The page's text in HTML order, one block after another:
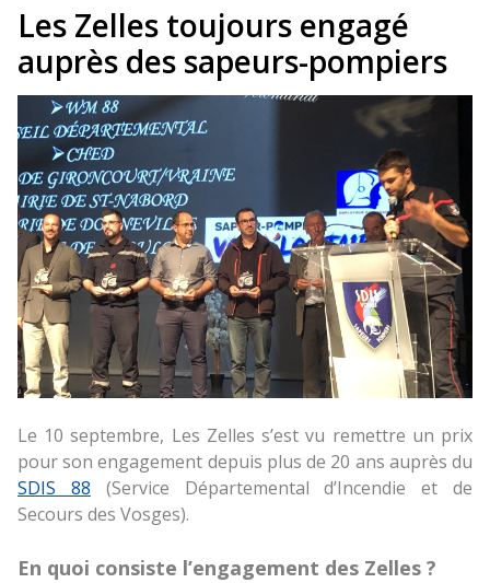
Les Zelles toujours engagé
auprès des sapeurs-pompiers
Le 10 septembre, Les Zelles s’est vu remettre un prix
pour son engagement depuis plus de 20 ans auprès du
SDIS 88 (Service Départemental d’Incendie et de
Secours des Vosges).
En quoi consiste l’engagement des Zelles ?